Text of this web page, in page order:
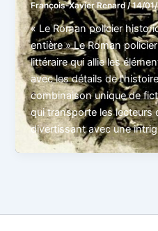
François-Xavier Renard/14/
« Le Roman policier
entière » Le Roman
littéraire qui allie les
avec les détails de
combinaison unique de
qui transporte les lecteurs
divertissant avec une